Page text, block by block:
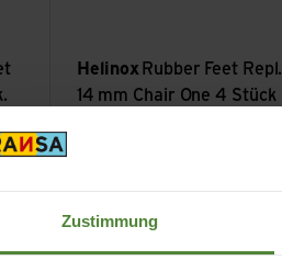
Zustimmung
Helinox Rubber Feet Repl.
14 mm Chair One 4 Stück